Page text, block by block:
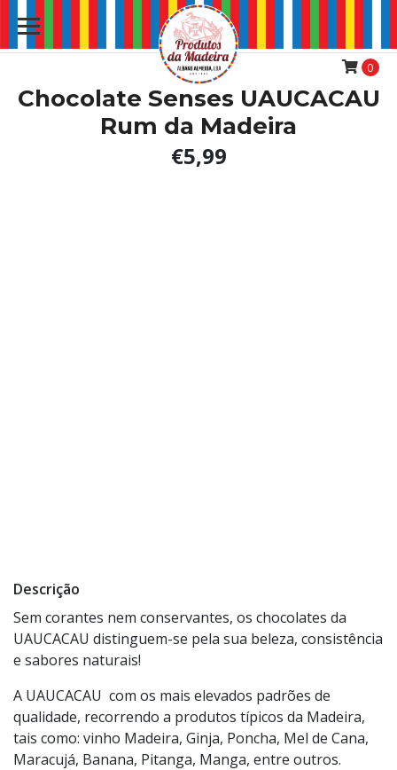
0
Chocolate Senses UAUCACAU
Rum da Madeira
€5,99
Descrição
Sem corantes nem conservantes, os chocolates da
UAUCACAU distinguem-se pela sua beleza, consistência
e sabores naturais!
A UAUCACAU com os mais elevados padrões de
qualidade, recorrendo a produtos típicos da Madeira,
tais como: vinho Madeira, Ginja, Poncha, Mel de Cana,
Maracujá, Banana, Pitanga, Manga, entre outros.